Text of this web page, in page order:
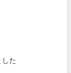
た